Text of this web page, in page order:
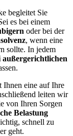
begleitet Sie
es bei einem
oder bei der
, wenn eine
sollte. In jedem
Ihnen eine auf Ihre
leiten wir
von Ihren Sorgen
Belastung
schnell zu
geht.